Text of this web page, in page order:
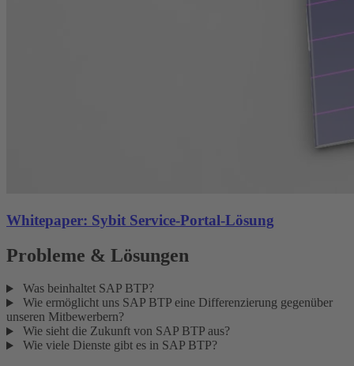
Whitepaper: Sybit Service-Portal-Lösung
Probleme & Lösungen
Was beinhaltet SAP BTP?
Wie ermöglicht uns SAP BTP eine Differenzierung gegenüber
unseren Mitbewerbern?
Wie sieht die Zukunft von SAP BTP aus?
Wie viele Dienste gibt es in SAP BTP?